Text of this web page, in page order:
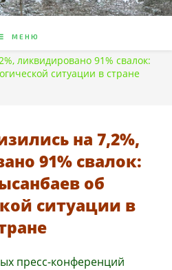
МЕНЮ
ликвидировано 91% свалок:
ситуации в стране
на 7,2%,
91% свалок:
об
ситуации в
пресс-конференций